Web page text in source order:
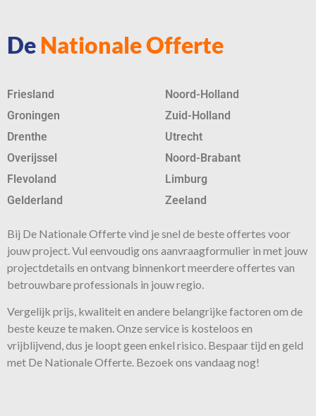
De Nationale Offerte
Friesland
Groningen
Drenthe
Overijssel
Flevoland
Gelderland
Noord-Holland
Zuid-Holland
Utrecht
Noord-Brabant
Limburg
Zeeland
Bij De Nationale Offerte vind je snel de besteoffertes voor
jouw project. Vul eenvoudig ons aanvraagformulier in met jouw
projectdetails en ontvang binnenkort meerdere offertes van
betrouwbare professionals in jouw regio.
Vergelijk prijs, kwaliteit en andere belangrijke factoren om de
beste keuze te maken. Onzeservice is kosteloos en
vrijblijvend, dus je loopt geen enkel risico. Bespaar tijd en geld
met De Nationale Offerte. Bezoek ons vandaag nog!